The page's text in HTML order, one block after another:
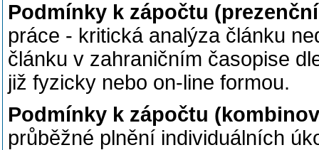
Podmínky k zápočtu
práce - kritická analýza článku
článku v zahraničním časopise
již fyzicky nebo on-line formou.
Podmínky k zápočtu
průběžné plnění individuálních